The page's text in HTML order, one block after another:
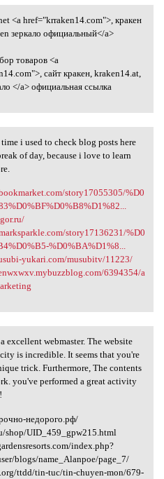
<a href=
<a href="krraken14.com">, кракен
зеркало официальный</a>
товаров <a
сайт кракен, kraken14.at,
</a> официальная ссылка
time i used to
i used to check blog posts here
of day, because i love to learn
story17055305/%D0
story17136231/%D0
%D0%BA%D1%8...
yukari.com/musubitv/11223/
6394354/a
a excellent
excellent webmaster. The website
is incredible. It seems that you're
trick. Furthermore, The contents
you've performed a great activity
недорого.рф/
shop/UID_459_gpw215.html
index.php?
blogs/name_Alanpoe/page_7/
ttdd/tin-tuc/tin-chuyen-mon/679-